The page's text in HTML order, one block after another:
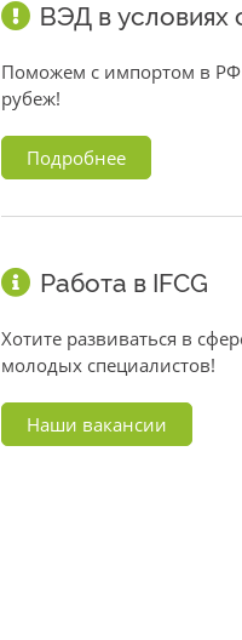
ВЭД в условиях
Поможем с импортом в РФ
рубеж!
Подробнее
Работа в IFCG
Хотите развиваться в
молодых специалистов!
Наши вакансии